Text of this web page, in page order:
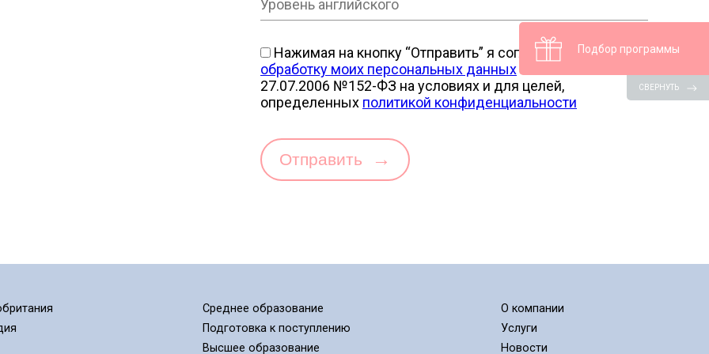
Нажимая на кнопку “Отправить” я соглашаюсь на
обработку моих персональных данныхв соотв. с ФЗ от
27.07.2006 №152-ФЗ на условиях и для целей,
определенных политикой конфиденциальности
Отправить →
Среднее образование
Подготовка к поступлению
Высшее образование
О компании
Услуги
Новости
Подбор программы
СВЕРНУТЬ